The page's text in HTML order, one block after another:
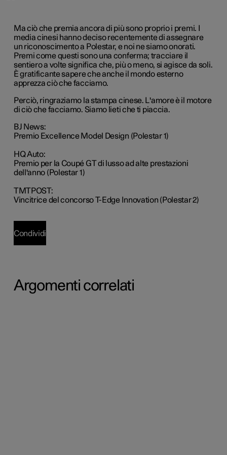
Ma ciò che premia ancora di più sono proprio i premi. I
media cinesi hanno deciso recentemente di assegnare
un riconoscimento a Polestar, e noi ne siamo onorati.
Premi come questi sono una conferma; tracciare il
sentiero a volte significa che, più o meno, si agisce da soli.
È gratificante sapere che anche il mondo esterno
apprezza ciò che facciamo.
Perciò, ringraziamo la stampa cinese. L'amore è il motore
di ciò che facciamo. Siamo lieti che ti piaccia.
BJ News:
Premio Excellence Model Design (Polestar 1)
HQ Auto:
Premio per la Coupé GT di lusso ad alte prestazioni
dell'anno (Polestar 1)
TMTPOST:
Vincitrice del concorso T-Edge Innovation (Polestar 2)
Condividi
Argomenti correlati